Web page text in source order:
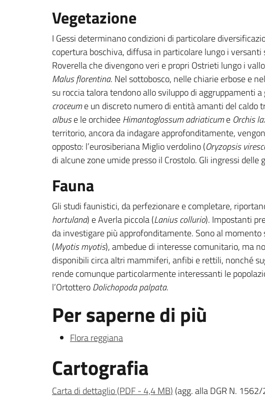
Vegetazione
I Gessi determinano condizioni di particolare
copertura boschiva, diffusa in particolare lungo i
Roverella che divengono veri e propri Ostrieti lungo i
Malus florentina. Nel sottobosco, nelle chiarie erbose e
su roccia talora tendono allo sviluppo di aggruppamenti
croceume un discreto numero di entità amanti del caldo
albuse le orchideeHimantoglossum adriaticume Orchis
territorio, ancora da indagare approfonditamente,
opposto: l’eurosiberiana Miglio verdolino (Oryzopsis
di alcune zone umide presso il Crostolo. Gli ingressi
Fauna
Gli studi faunistici, da perfezionare e completare,
hortulana) e Averla piccola (Lanius collurio). Impostanti
da investigare più approfonditamente. Sono al momento
(Myotis myotis), ambedue di interesse comunitario, ma
disponibili circa altri mammiferi, anfibi e rettili, nonché
rende comunque particolarmente interessanti le
l’OrtotteroDolichopoda palpata.
Per saperne di più
Flora reggiana
Cartografia
Carta di dettaglio(PDF-4,4 MB) (agg. alla DGR N.